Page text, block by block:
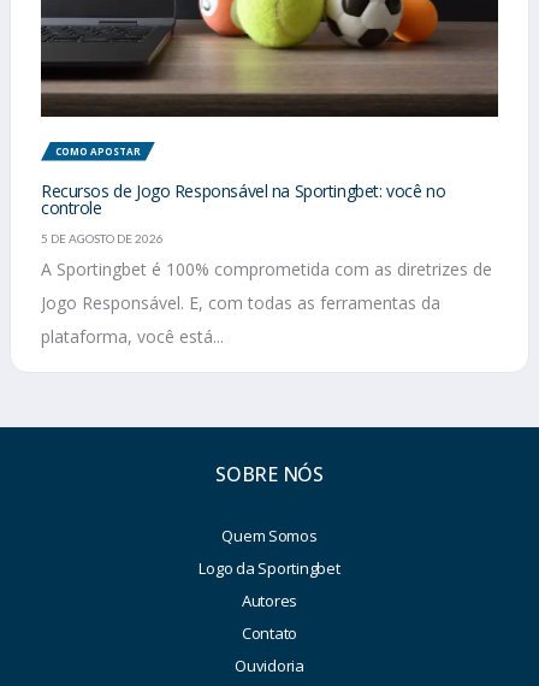
COMO APOSTAR
Recursos de Jogo Responsável na Sportingbet: você no
controle
5 DE AGOSTO DE 2026
A Sportingbet é 100% comprometida com as diretrizes de
Jogo Responsável. E, com todas as ferramentas da
plataforma, você está...
SOBRE NÓS
Quem Somos
Logo da Sportingbet
Autores
Contato
Ouvidoria